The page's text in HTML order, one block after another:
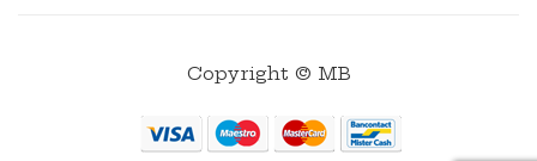
Copyright © MB